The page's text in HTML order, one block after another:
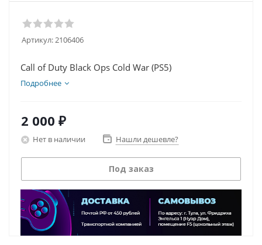
Артикул:2106406
Call of Duty Black Ops Cold War (PS5)
Подробнее
2 000 ₽
Нет в наличии Нашли дешевле?
Под заказ